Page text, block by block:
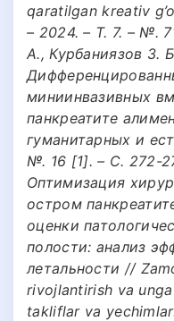
qaratilgan kreativ
– 2024. – Т. 7. – №.
А., Курбаниязов З.
миниинвазивных
панкреатите
гуманитарных и
№. 16 [1]. – С. 272-
Оптимизация
остром
оценки
полости: анализ
летальности //
rivojlantirish va
takliflar va